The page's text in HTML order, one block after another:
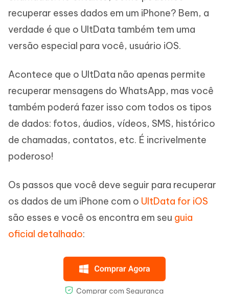
recuperar esses dados em um iPhone? Bem, a
verdade é que o UltData também tem uma
versão especial para você, usuário iOS.
Acontece que o UltData não apenas permite
recuperar mensagens do WhatsApp, mas você
também poderá fazer isso com todos os tipos
de dados: fotos, áudios, vídeos, SMS, histórico
de chamadas, contatos, etc. É incrivelmente
poderoso!
Os passos que você deve seguir para recuperar
os dados de um iPhone com o UltData for iOS
são esses e você os encontra em seu guia
oficial detalhado: